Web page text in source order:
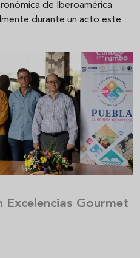
de Iberoamérica
durante un acto este
Excelencias Gourmet